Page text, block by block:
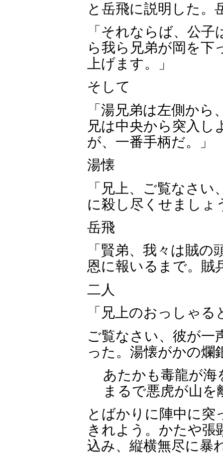
と岳飛に説明した。
「それならば、公
ら我ら兄弟が岡を下
上げます。」
そして
「湯兄弟は左側か
兄は中央から突入し
が、一番手柄だ。」
湯懐
「兄上、ご覧なさ
に殺し尽くせましょ
岳飛
「賢弟、我々は賊
恩に報いるまで。賊
二人
「兄上のおっしゃる
ご覧なさい、彼が一
った。湯懐がかの爛
あたかも毒龍が海
まるで悪虎が山
とばかりに陣中に
きれよう。かたや張
込み、縦横無尽に暴